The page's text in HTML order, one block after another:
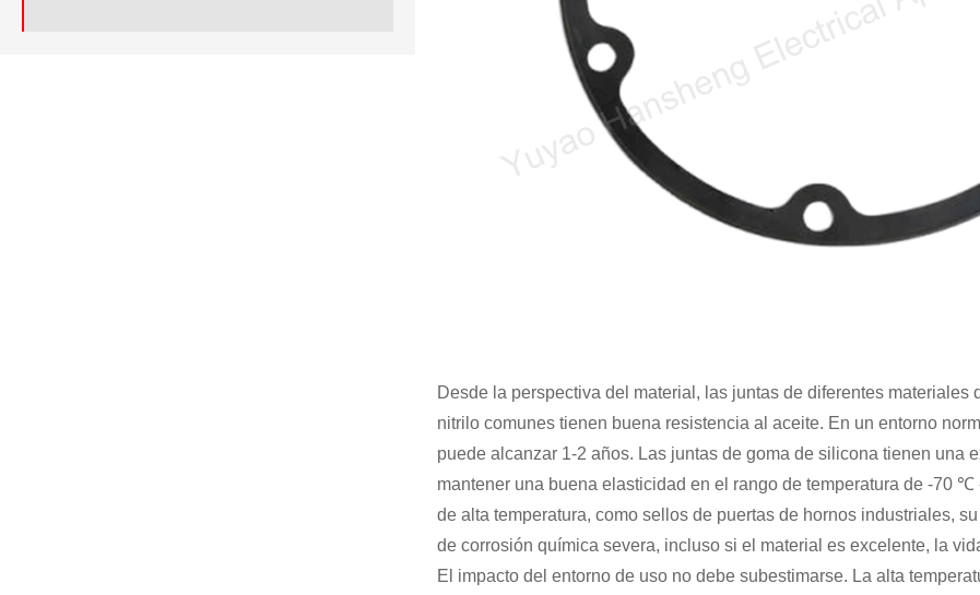
Desde la perspectiva del material, las juntas de diferentes
nitrilo comunes tienen buena resistencia al aceite. En un entorno
puede alcanzar 1-2 años. Las juntas de goma de silicona tienen una
mantener una buena elasticidad en el rango de temperatura de -70
de alta temperatura, como sellos de puertas de hornos industriales,
de corrosión química severa, incluso si el material es excelente, la
El impacto del entorno de uso no debe subestimarse. La alta